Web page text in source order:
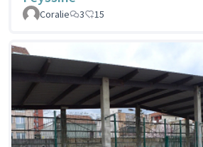
Coralie 3 15